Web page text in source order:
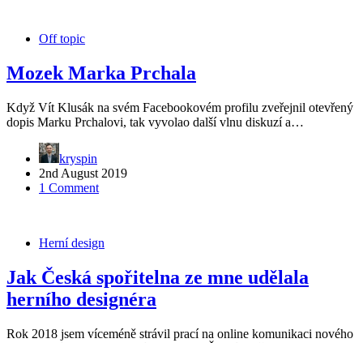
Off topic
Mozek Marka Prchala
Když Vít Klusák na svém Facebookovém profilu zveřejnil otevřený
dopis Marku Prchalovi, tak vyvolao další vlnu diskuzí a…
kryspin
2nd August 2019
1 Comment
Herní design
Jak Česká spořitelna ze mne udělala
herního designéra
Rok 2018 jsem víceméně strávil prací na online komunikaci nového